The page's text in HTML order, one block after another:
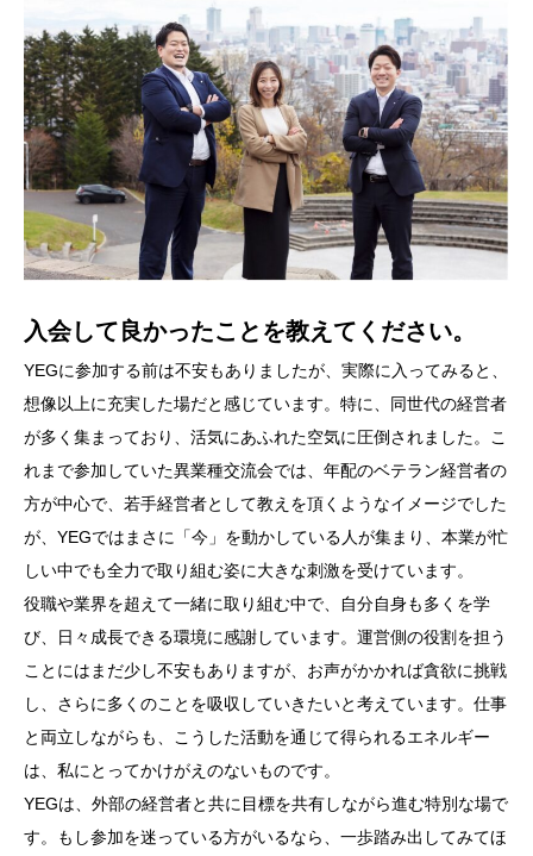
入会して良かったことを教えてください。
YEGに参加する前は不安もありましたが、実際に入ってみると、
想像以上に充実した場だと感じています。特に、同世代の経営者
が多く集まっており、活気にあふれた空気に圧倒されました。こ
れまで参加していた異業種交流会では、年配のベテラン経営者の
方が中心で、若手経営者として教えを頂くようなイメージでした
が、YEGではまさに「今」を動かしている人が集まり、本業が忙
しい中でも全力で取り組む姿に大きな刺激を受けています。
役職や業界を超えて一緒に取り組む中で、自分自身も多くを学
び、日々成長できる環境に感謝しています。運営側の役割を担う
ことにはまだ少し不安もありますが、お声がかかれば貪欲に挑戦
し、さらに多くのことを吸収していきたいと考えています。仕事
と両立しながらも、こうした活動を通じて得られるエネルギー
は、私にとってかけがえのないものです。
YEGは、外部の経営者と共に目標を共有しながら進む特別な場で
す。もし参加を迷っている方がいるなら、一歩踏み出してみてほ